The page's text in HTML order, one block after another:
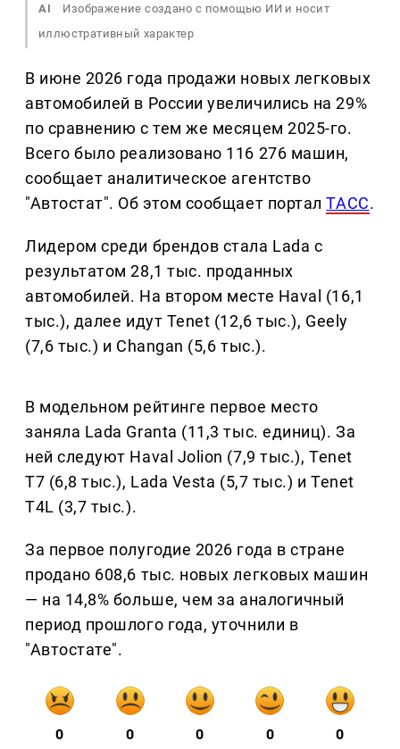
AI
Изображение создано с помощью ИИ и носит
иллюстративный характер
В июне 2026 года продажи новых легковых
автомобилей в России увеличились на 29%
по сравнению с тем же месяцем 2025-го.
Всего было реализовано 116 276 машин,
сообщает аналитическое агентство
"Автостат". Об этом сообщает порталТАСС.
Лидером среди брендов стала Lada с
результатом 28,1 тыс. проданных
автомобилей. На втором месте Haval (16,1
тыс.), далее идут Tenet (12,6 тыс.), Geely
(7,6 тыс.) и Changan (5,6 тыс.).
В модельном рейтинге первое место
заняла Lada Granta (11,3 тыс. единиц). За
ней следуют Haval Jolion (7,9 тыс.), Tenet
T7 (6,8 тыс.), Lada Vesta (5,7 тыс.) и Tenet
T4L (3,7 тыс.).
За первое полугодие 2026 года в стране
продано 608,6 тыс. новых легковых машин
— на 14,8% больше, чем за аналогичный
период прошлого года, уточнили в
"Автостате".
0 0 0 0 0